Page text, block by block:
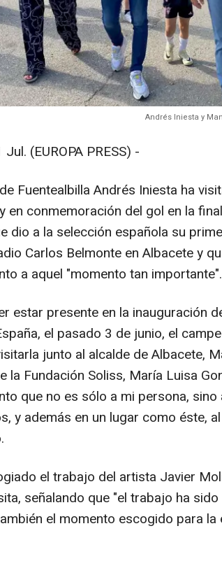
Andrés Iniesta y
(EUROPA PRESS) -
Fuentealbilla Andrés Iniesta ha
en conmemoración del gol en la
dio a la selección española su
Carlos Belmonte en Albacete y
a aquel "momento tan importante".
estar presente en la inauguración
el pasado 3 de junio, el
junto al alcalde de Albacete,
la Fundación Soliss, María Luisa
que no es sólo a mi persona,
y además en un lugar como éste,
el trabajo del artista Javier
señalando que "el trabajo ha
el momento escogido para la